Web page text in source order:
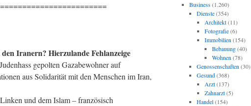
Iranern? Hierzulande Fehlanzeige
gepolten Gazabewohner auf
aus Solidarität mit den Menschen im Iran,
und dem Islam – französisch
Business(1.260)
Dienste(354)
Architekt(11)
Fotografie(6)
Immobilien (154)
Bebauung(40)
Wohnen (78)
Genossenschaften (30)
Gesund(368)
Arzt(137)
Zahnarzt(5)
Handel(154)